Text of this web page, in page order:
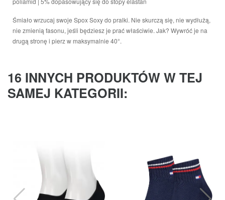
Śmiało wrzucaj swoje Spox Soxy do pralki. Nie skurczą się, nie wydłużą,
nie zmienią fasonu, jeśli będziesz je prać właściwie. Jak? Wywróć je na
drugą stronę i pierz w maksymalnie 40°.
16 INNYCH PRODUKTÓW W TEJ
SAMEJ KATEGORII: